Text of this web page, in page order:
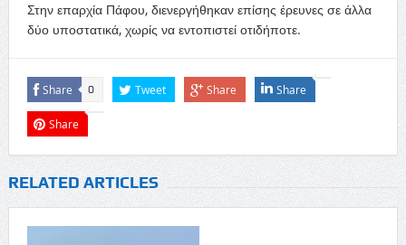
Στην επαρχία Πάφου, διενεργήθηκαν επίσης έρευνες σε άλλα
δύο υποστατικά, χωρίς να εντοπιστεί οτιδήποτε.
Share 0 Tweet Share Share
Share
RELATED ARTICLES